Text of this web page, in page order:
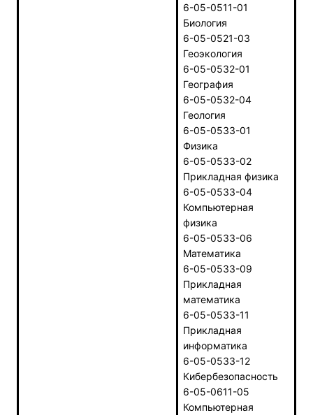
6-05-0511-01
Биология
6-05-0521-03
Геоэкология
6-05-0532-01
География
6-05-0532-04
Геология
6-05-0533-01
Физика
6-05-0533-02
Прикладная физика
6-05-0533-04
Компьютерная
физика
6-05-0533-06
Математика
6-05-0533-09
Прикладная
математика
6-05-0533-11
Прикладная
информатика
6-05-0533-12
Кибербезопасность
6-05-0611-05
Компьютерная